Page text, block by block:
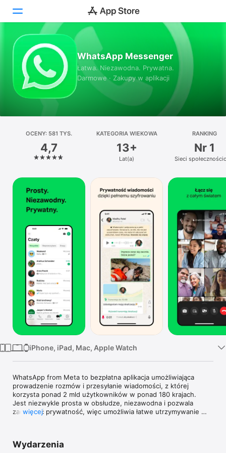
Dziś
Gry
Aplikacje
Arcade
Szukaj
Platforma
Mac
Watch
WhatsApp Messenger
Łatwa. Niezawodna. Prywatna.
Darmowe · Zakupy w aplikacji
OCENY: 581 TYS.
4,7
KATEGORIA WIEKOWA
13+
Lat(a)
RANKING
Nr 1
Sieci
iPhone, iPad, Mac, Apple Watch
WhatsApp from Meta to bezpłatna aplikacja umożliwiająca
prowadzenie rozmów i przesyłanie wiadomości, z której
korzysta ponad 2 mld użytkowników w ponad 180 krajach.
Jest niezwykle prosta w obsłudze, niezawodna i pozwala
zachować prywatność, więc umożliwia łatwe utrzymywanie
połączenia.
więcej
Wydarzenia